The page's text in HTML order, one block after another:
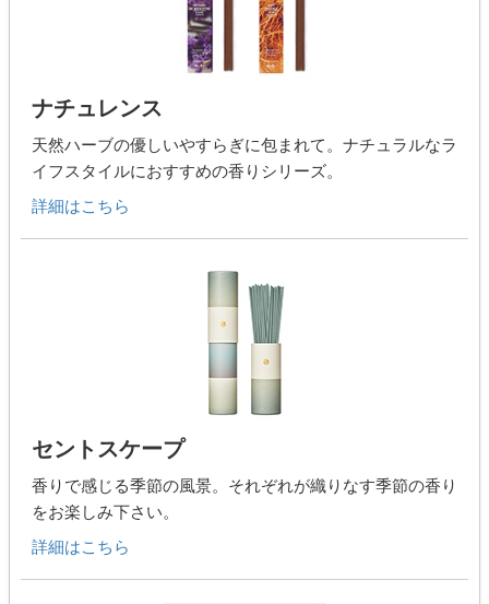
ナチュレンス
天然ハーブの優しいやすらぎに包まれて。ナチュラルなラ
イフスタイルにおすすめの香りシリーズ。
詳細はこちら
セントスケープ
香りで感じる季節の風景。それぞれが織りなす季節の香り
をお楽しみ下さい。
詳細はこちら